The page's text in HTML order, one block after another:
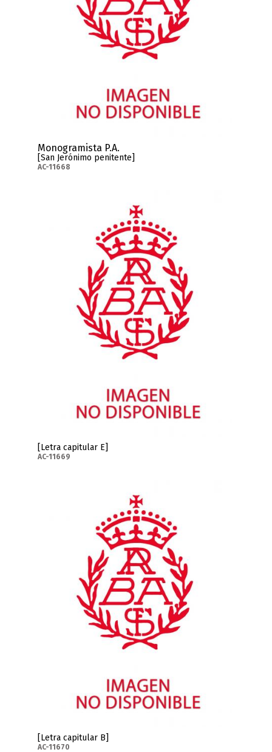
Monogramista P.A.
[San Jerónimo penitente]
AC-11668
[Letra capitular E]
AC-11669
[Letra capitular B]
AC-11670